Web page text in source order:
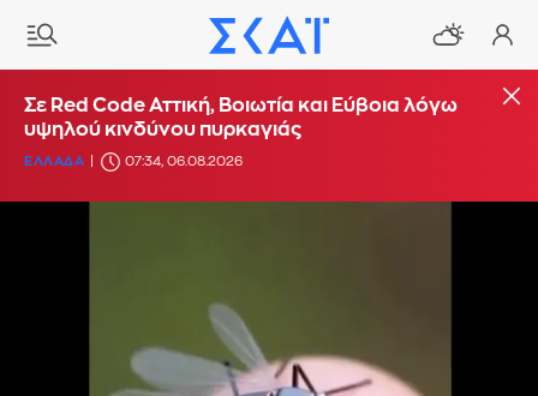
Σε Red Code Αττική, Βοιωτία και Εύβοια λόγω
υψηλού κινδύνου πυρκαγιάς
ΕΛΛΑΔΑ 07:34, 06.08.2026